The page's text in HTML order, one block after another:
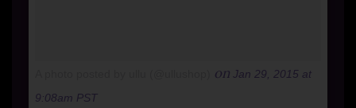
on Jan 29, 2015 at
9:08am PST